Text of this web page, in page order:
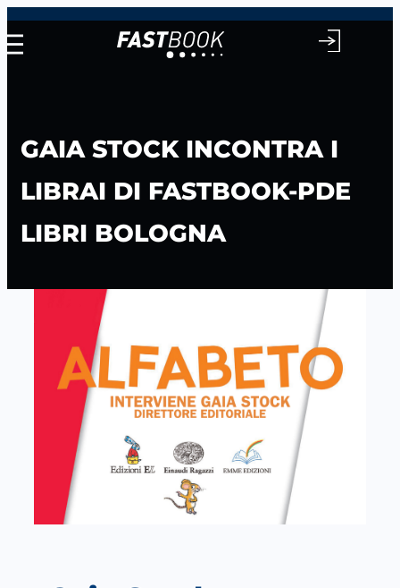
Vai
al
GAIA STOCK INCONTRA I
LIBRAI DI FASTBOOK-PDE
LIBRI BOLOGNA